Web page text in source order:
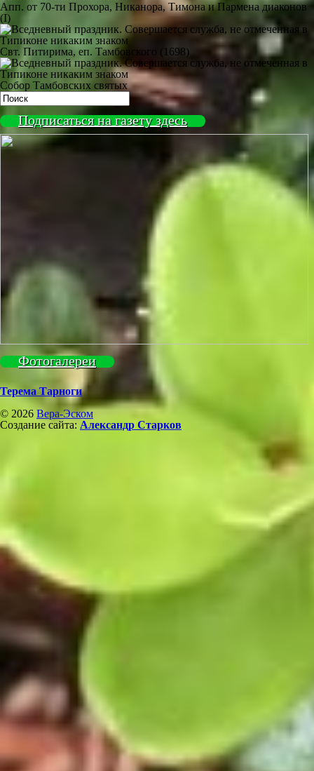
Апп. от 70-ти Прохора, Никанора, Тимона и Пармена диаконов
(I)
Свт. Питирима, еп. Тамбовского (1698)
Собор Тамбовских святых
Подписаться на газету здесь
Фотогалереи
Терема Тарноги
© 2026 Вера-Эском
Создание сайта: Александр Старков